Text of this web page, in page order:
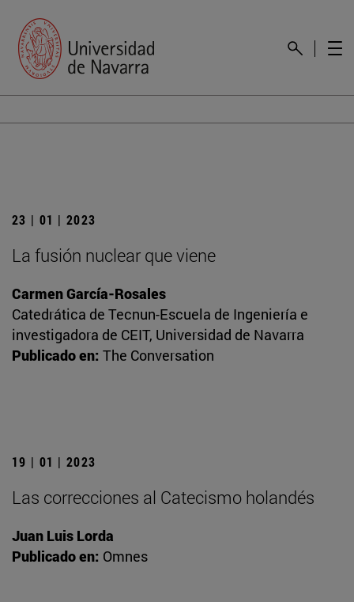
23 | 01 | 2023
La fusión nuclear que viene
Carmen García-Rosales
Catedrática de Tecnun-Escuela de Ingeniería e
investigadora de CEIT, Universidad de Navarra
Publicado en: The Conversation
19 | 01 | 2023
Las correcciones al Catecismo holandés
Juan Luis Lorda
Publicado en: Omnes